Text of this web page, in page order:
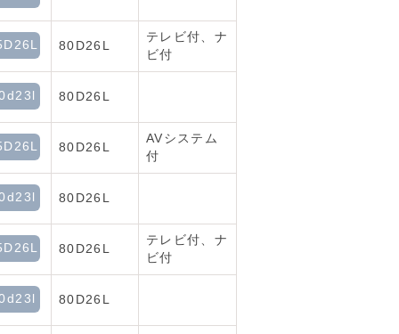
80D26L
テレビ付、ナ
ビ付
80D26L
80D26L
AVシステム
付
80D26L
80D26L
テレビ付、ナ
ビ付
80D26L